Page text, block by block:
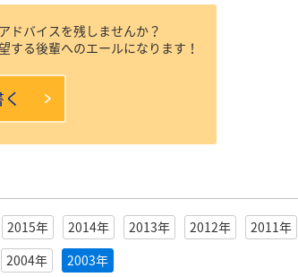
ドバイスを残しませんか？
する後輩へのエールになります！
2015年 2014年 2013年 2012年
2011年
2004年 2003年